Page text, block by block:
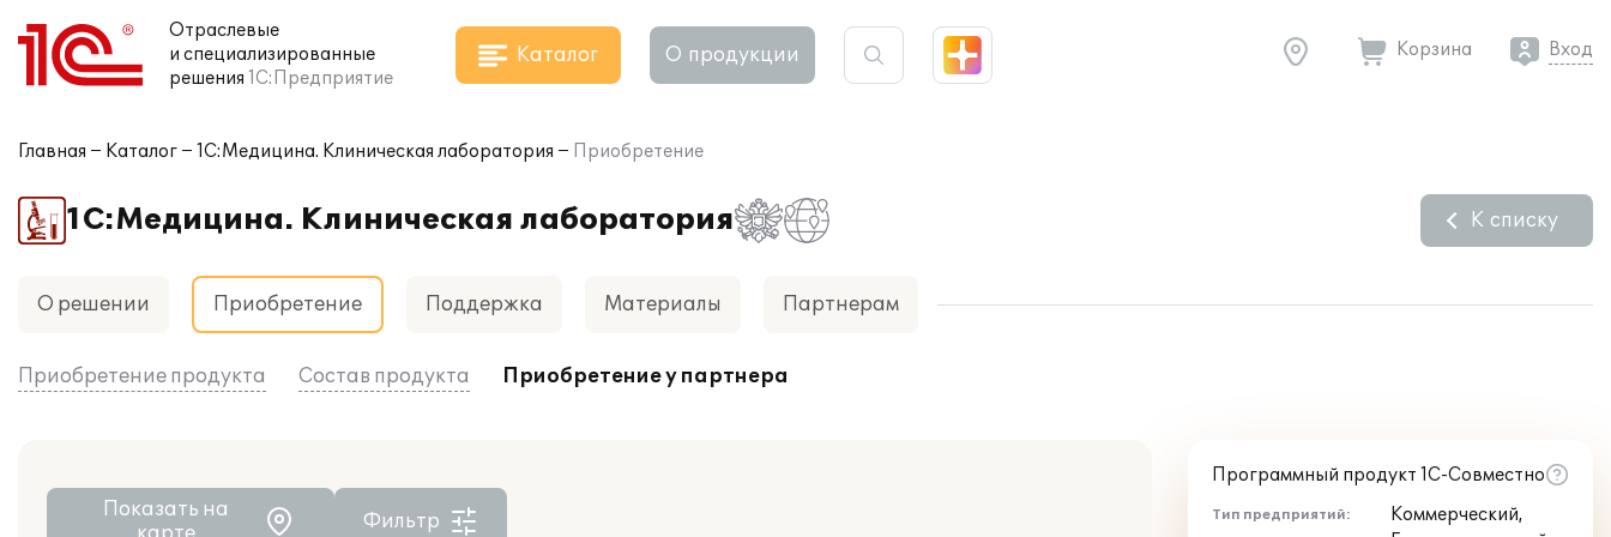
Отраслевые
и специализированные
решения 1С:Предприятие
Каталог О продукции Корзина Вход
Главная Каталог 1С:Медицина. Клиническая лаборатория Приобретение
1С:Медицина. Клиническая лаборатория К списку
О решении Приобретение Поддержка Материалы Партнерам
Приобретение продукта Состав продукта Приобретение у партнера
Показать на
Фильтр
Программный продукт 1С-Совместно
Тип предприятий:
Коммерческий,